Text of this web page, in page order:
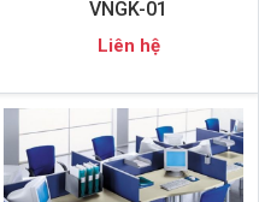
VNGK-01
Liên hệ